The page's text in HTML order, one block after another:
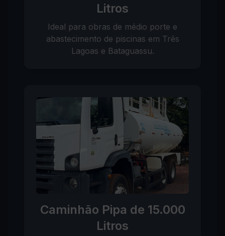
Litros
Ideal para obras de médio porte e
abastecimento de piscinas em Três
Lagoas e Bataguassu.
Caminhão Pipa de 15.000
Litros